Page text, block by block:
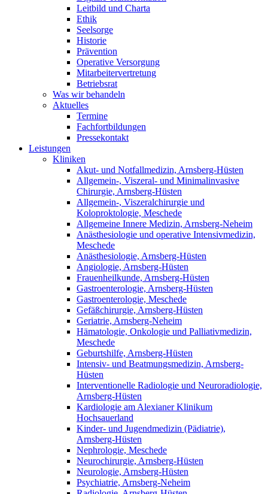
Leitbild und Charta
Ethik
Seelsorge
Historie
Prävention
Operative Versorgung
Mitarbeitervertretung
Betriebsrat
Was wir behandeln
Aktuelles
Termine
Fachfortbildungen
Pressekontakt
Leistungen
Kliniken
Akut- und Notfallmedizin, Arnsberg-Hüsten
Allgemein-, Viszeral- und Minimalinvasive
Chirurgie, Arnsberg-Hüsten
Allgemein-, Viszeralchirurgie und
Koloproktologie, Meschede
Allgemeine Innere Medizin, Arnsberg-Neheim
Anästhesiologie und operative Intensivmedizin,
Meschede
Anästhesiologie, Arnsberg-Hüsten
Angiologie, Arnsberg-Hüsten
Frauenheilkunde, Arnsberg-Hüsten
Gastroenterologie, Arnsberg-Hüsten
Gastroenterologie, Meschede
Gefäßchirurgie, Arnsberg-Hüsten
Geriatrie, Arnsberg-Neheim
Hämatologie, Onkologie und Palliativmedizin,
Meschede
Geburtshilfe, Arnsberg-Hüsten
Intensiv- und Beatmungsmedizin, Arnsberg-
Hüsten
Interventionelle Radiologie und Neuroradiologie,
Arnsberg-Hüsten
Kardiologie am Alexianer Klinikum
Hochsauerland
Kinder- und Jugendmedizin (Pädiatrie),
Arnsberg-Hüsten
Nephrologie, Meschede
Neurochirurgie, Arnsberg-Hüsten
Neurologie, Arnsberg-Hüsten
Psychiatrie, Arnsberg-Neheim